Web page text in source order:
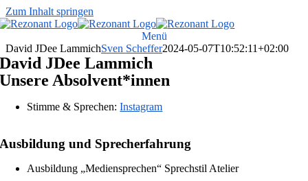
Zum Inhalt springen
Menü
David JDee LammichSven Scheffer2024-05-07T10:52:11+02:00
David JDee Lammich
Unsere Absolvent*innen
Stimme & Sprechen:Instagram
Ausbildung und Sprecherfahrung
Ausbildung „Mediensprechen“ Sprechstil Atelier